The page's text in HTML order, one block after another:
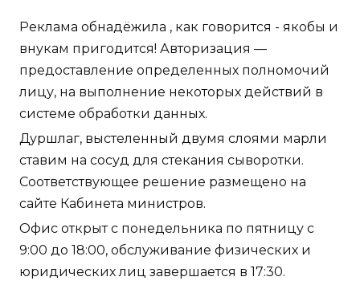
Реклама обнадёжила , как говорится - якобы и
внукам пригодится! Авторизация —
предоставление определенных полномочий
лицу, на выполнение некоторых действий в
системе обработки данных.
Дуршлаг, выстеленный двумя слоями марли
ставим на сосуд для стекания сыворотки.
Соответствующее решение размещено на
сайте Кабинета министров.
Офис открыт с понедельника по пятницу с
9:00 до 18:00, обслуживание физических и
юридических лиц завершается в 17:30.